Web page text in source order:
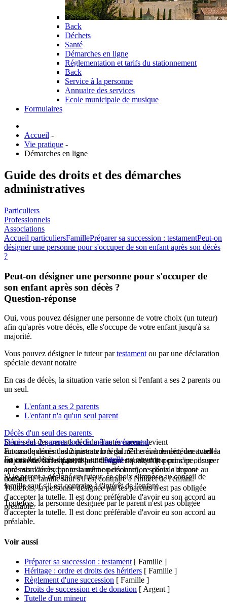
Back
Déchets
Santé
Démarches en ligne
Réglementation et tarifs du stationnement
Back
Service à la personne
Annuaire des services
Ecole municipale de musique
Formulaires
Accueil -
Vie pratique -
Démarches en ligne
Guide des droits et des démarches
administratives
Particuliers
Professionnels
Associations
Accueil particuliersFamillePréparer sa succession : testamentPeut-on
désigner une personne pour s'occuper de son enfant après son décès
?
Peut-on désigner une personne pour s'occuper de
son enfant après son décès ?
Question-réponse
Oui, vous pouvez désigner une personne de votre choix (un tuteur)
afin qu'après votre décès, elle s'occupe de votre enfant jusqu'à sa
majorité.
Vous pouvez désigner le tuteurpartestament ou par une déclaration
spéciale devant notaire
En cas de décès, la situation varie selon si l'enfant a ses 2 parents ou
un seul.
L'enfant a ses 2 parents
L'enfant n'a qu'un seul parent
Décès d'un seul des parents
Si un seul des parents décède, l'autre parent devient
automatiquement administrateur légal. S'il craint de décéder avant la
majorité de son enfant, il peut désigner quelqu'un pour s'en occuper
après son décès, par testament ou déclaration spéciale devant
notaire.
Décès des 2 parents lors du même événement
En cas de décès des 2 parents lors du même événement, une tutelle
est ouverte. Si les parents ont désigné un tuteur (en principe, ils se
sont mis d'accord pour la même personne), ce choix s'impose au
conseil de famille sauf s'il est contraire à l'intérêt de l'enfant.
Toutefois, la personne désignée par les parents n'est pas obligée
d'accepter la tutelle. Il est donc préférable d'avoir eu son accord au
préalable.
En cas de décès du parent, unetutelleest ouverte.
Si le parent a désigné un tuteur, ce choix s'impose auconseil de
famillesauf s'il est contraire à l'intérêt de l'enfant.
Toutefois, la personne désignée par le parent n'est pas obligée
d'accepter la tutelle. Il est donc préférable d'avoir eu son accord au
préalable.
Voir aussi
Préparer sa succession : testament [ Famille ]
Héritage : ordre et droits des héritiers [ Famille ]
Règlement d'une succession [ Famille ]
Droits de succession et de donation [ Argent ]
Tutelle d'un mineur